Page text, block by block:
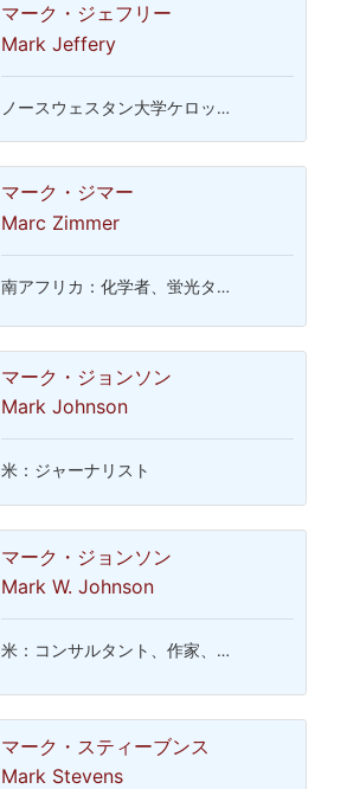
マーク・ジェフリー
Mark Jeffery
ノースウェスタン大学ケロッ…
マーク・ジマー
Marc Zimmer
南アフリカ：化学者、蛍光タ…
マーク・ジョンソン
Mark Johnson
米：ジャーナリスト
マーク・ジョンソン
Mark W. Johnson
米：コンサルタント、作家、…
マーク・スティーブンス
Mark Stevens